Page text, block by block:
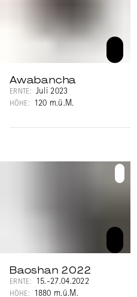
Awabancha
ERNTE: Juli 2023
HÖHE: 120 m.ü.M.
Baoshan 2022
ERNTE: 15.-27.04.2022
HÖHE: 1880 m.ü.M.